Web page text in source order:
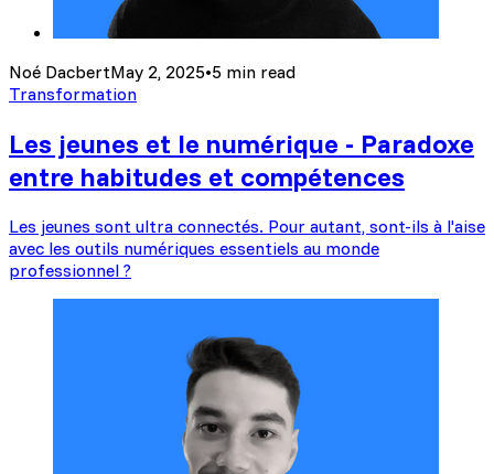
Noé DacbertMay 2, 2025•5 min read
Transformation
Les jeunes et le numérique - Paradoxe
entre habitudes et compétences
Les jeunes sont ultra connectés. Pour autant, sont-ils à l'aise
avec les outils numériques essentiels au monde
professionnel ?